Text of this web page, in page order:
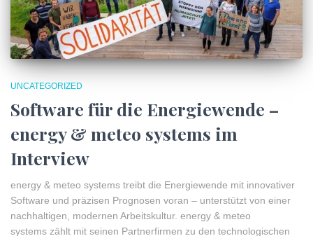
UNCATEGORIZED
Software für die Energiewende –
energy & meteo systems im
Interview
energy & meteo systems treibt die Energiewende mit innovativer
Software und präzisen Prognosen voran – unterstützt von einer
nachhaltigen, modernen Arbeitskultur. energy & meteo
systems zählt mit seinen Partnerfirmen zu den technologischen